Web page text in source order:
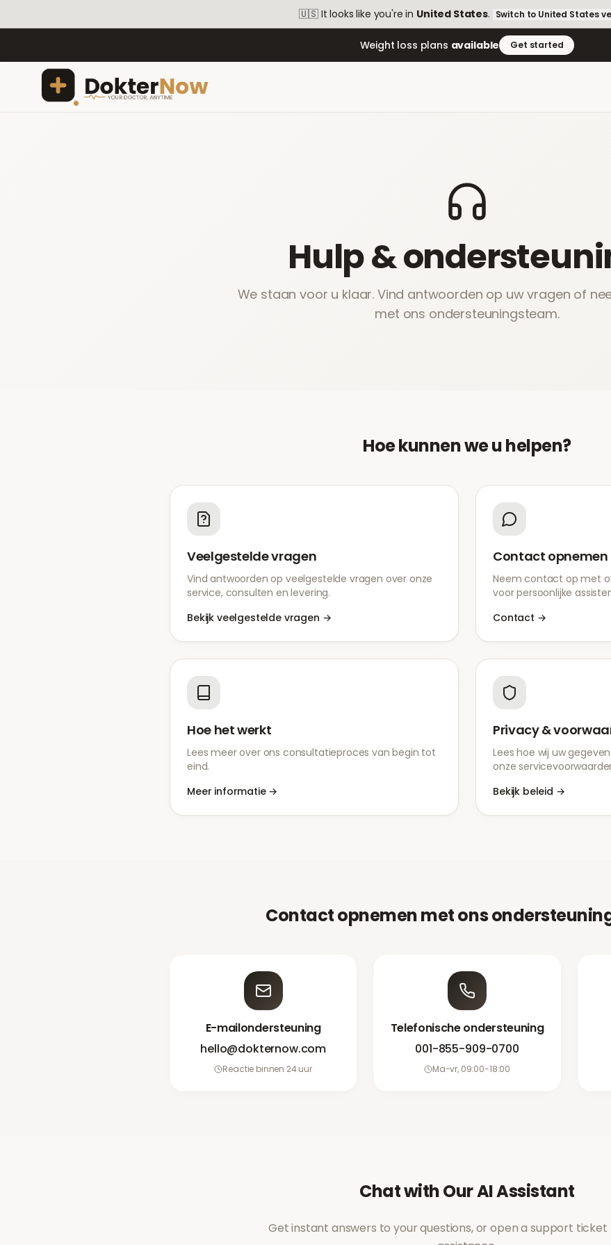
🇺🇸 It looks like you're in United States. Switch to United States
Weight loss plans available Get started
Hulp &
We staan voor u klaar. Vind antwoorden op uw vragen of
met ons ondersteuningsteam.
Hoe kunnen we u helpen?
Veelgestelde vragen
Vind antwoorden op veelgestelde vragen over onze
service, consulten en levering.
Bekijk veelgestelde vragen →
Contact
Neem contact op met
voor persoonlijke
Contact →
Hoe het werkt
Lees meer over ons consultatieproces van begin tot
eind.
Meer informatie→
Privacy &
Lees hoe wij uw
onze
Bekijk beleid →
Contact opnemen met ons
E-mailondersteuning
hello@dokternow.com
Reactie binnen 24 uur
Telefonische ondersteuning
001-855-909-0700
Ma-vr, 09:00-18:00
Chat with Our AI Assistant
Get instant answers to your questions, or open a support ticket